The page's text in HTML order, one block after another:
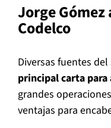
Jorge
Codelco
Diversas fuentes
principal carta para
grandes
ventajas para